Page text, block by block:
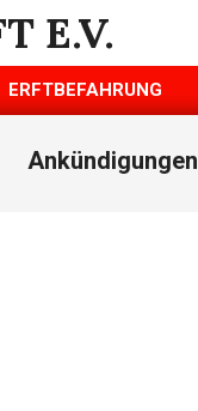
ERFTBEFAHRUNG
Ankündigungen